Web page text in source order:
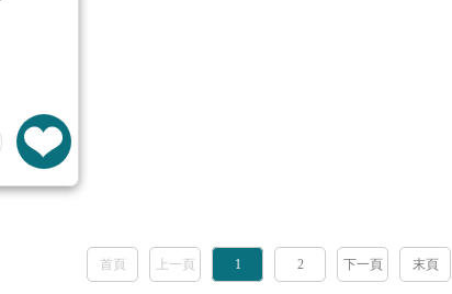
首頁 上一頁 1 2 下一頁 末頁